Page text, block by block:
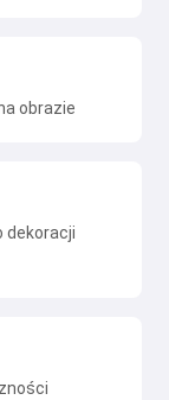
obrazie
dekoracji